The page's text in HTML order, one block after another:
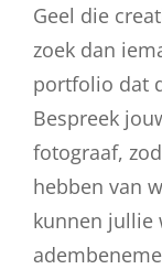
Geel die
zoek dan
portfolio dat
Bespreek
fotograaf,
hebben van
kunnen jullie